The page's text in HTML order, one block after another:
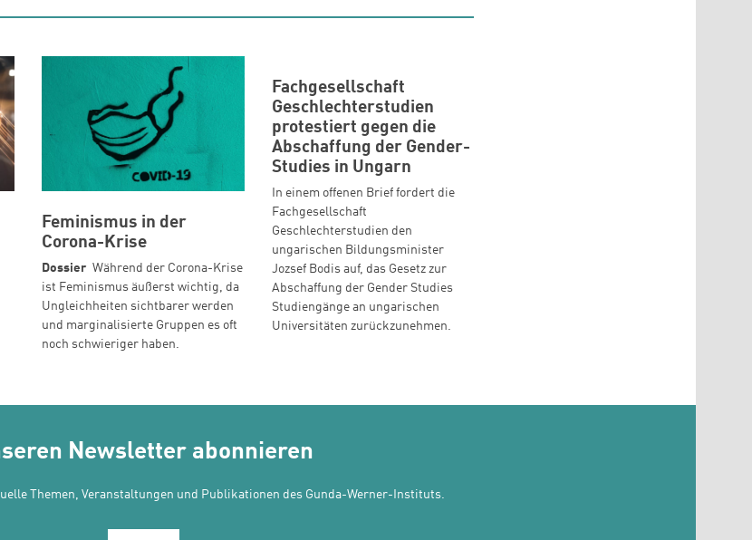
Feminismus in der
Corona-Krise
Dossier Während der Corona-Krise
ist Feminismus äußerst wichtig, da
Ungleichheiten sichtbarer werden
und marginalisierte Gruppen es oft
noch schwieriger haben.
Fachgesellschaft
Geschlechterstudien
protestiert gegen die
Abschaffung der Gender-
Studies in Ungarn
In einem offenen Brief fordert die
Fachgesellschaft
Geschlechterstudien den
ungarischen Bildungsminister
Jozsef Bodis auf, das Gesetz zur
Abschaffung der Gender Studies
Studiengänge an ungarischen
Universitäten zurückzunehmen.
Newsletter abonnieren
Themen, Veranstaltungen und Publikationen des Gunda-Werner-Instituts.